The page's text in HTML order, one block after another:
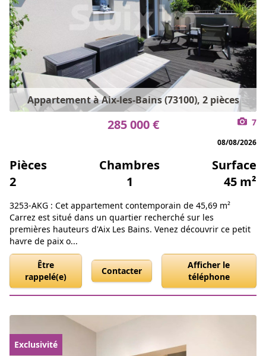
Appartement à Aix-les-Bains (73100), 2 pièces
285 000 € 7
08/08/2026
Pièces
2
Chambres
1
Surface
45 m²
3253-AKG : Cet appartement contemporain de 45,69 m²
Carrez est situé dans un quartier recherché sur les
premières hauteurs d'Aix Les Bains. Venez découvrir ce petit
havre de paix o...
Être
rappelé(e)
Contacter
Afficher le
téléphone
Exclusivité